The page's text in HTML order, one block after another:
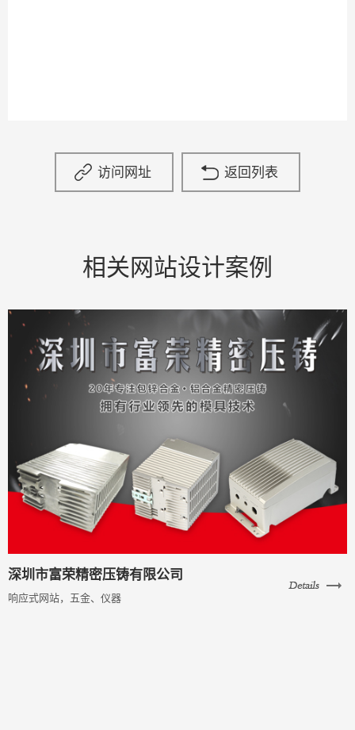
访问网址 返回列表
相关网站设计案例
深圳市富荣精密压铸有限公司
响应式网站，五金、仪器